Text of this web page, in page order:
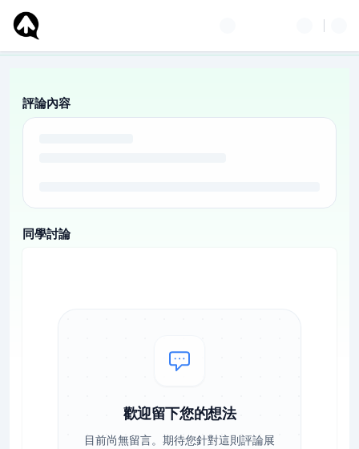
評論內容
同學討論
歡迎留下您的想法
目前尚無留言。期待您針對這則評論展